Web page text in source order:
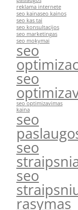
reklama internete
seo kainaseo kainos
seo kas tai
seo konsultacijos
seo marketingas
seo mokymai
seo
seo
seo optimizavimas
kaina
seo
seo
seo
rasymas